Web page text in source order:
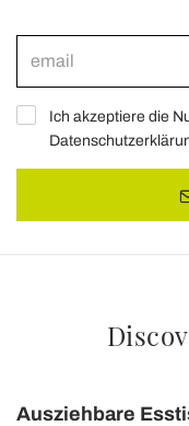
Ich akzeptiere die
Ausziehbare